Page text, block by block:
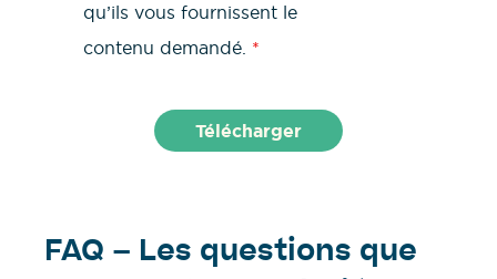
qu’ils vous fournissent le
contenu demandé. *
FAQ – Les questions que